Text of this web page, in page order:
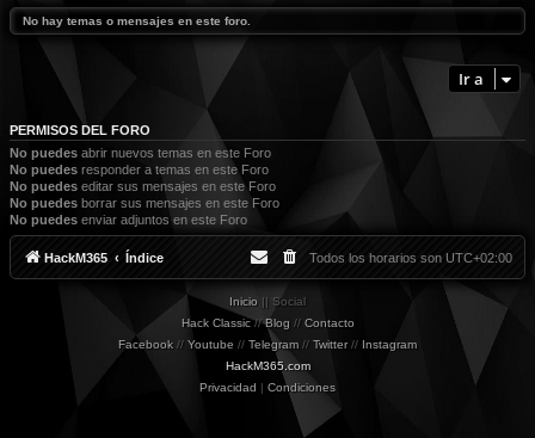
No hay temas o mensajes en este foro.
Ir a
PERMISOS DEL FORO
No puedes abrir nuevos temas en este Foro
No puedes responder a temas en este Foro
No puedes editar sus mensajes en este Foro
No puedes borrar sus mensajes en este Foro
No puedes enviar adjuntos en este Foro
HackM365 Índice Todos los horarios son UTC+02:00
Inicio || Social
Hack Classic//Blog // Contacto
Facebook // Youtube // Telegram // Twitter// Instagram
HackM365.com
Privacidad | Condiciones